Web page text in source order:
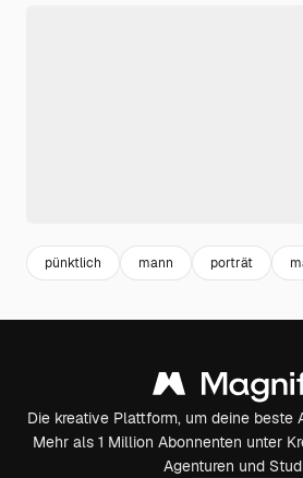
pünktlich mann porträt
Die kreative Plattform, um deine beste
Mehr als 1 Million Abonnenten unter
Agenturen und